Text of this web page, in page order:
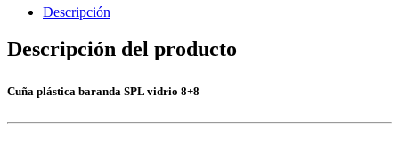
Descripción
Descripción del producto
Cuña plástica baranda SPL vidrio 8+8